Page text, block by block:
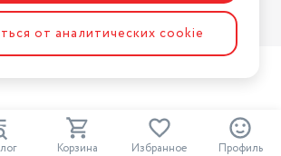
Корзина Избранное Профиль
Разработка сайтаASTDESIGN
от аналитических cookie